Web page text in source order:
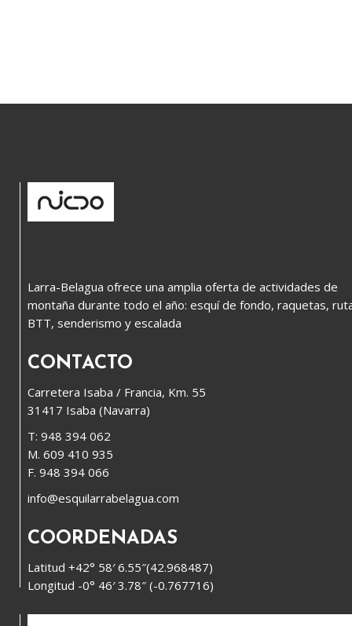
Larra-Belagua ofrece una amplia oferta de actividades de
montaña durante todo el año: esquí de fondo, raquetas,
BTT, senderismo y escalada
CONTACTO
Carretera Isaba / Francia, Km. 55
31417 Isaba (Navarra)
T: 948 394 062
M. 609 410 935
F. 948 394 066
info@esquilarrabelagua.com
COORDENADAS
Latitud +42° 58′ 6.55″(42.968487)
Longitud -0° 46′ 3.78″ (-0.767716)